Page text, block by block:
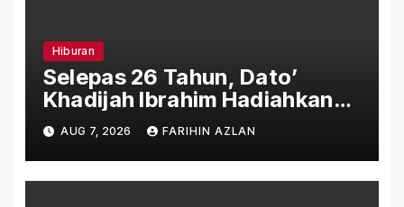
Hiburan
Selepas 26 Tahun, Dato’
Khadijah Ibrahim Hadiahkan
“Ibu Doa” sebagai Karya
Penuh Makna
AUG 7, 2026 FARIHIN AZLAN